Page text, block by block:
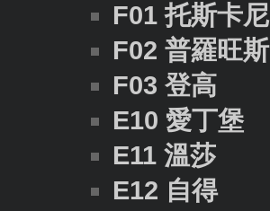
F01 托斯卡尼
F02 普羅旺斯
F03 登高
E10 愛丁堡
E11 溫莎
E12 自得